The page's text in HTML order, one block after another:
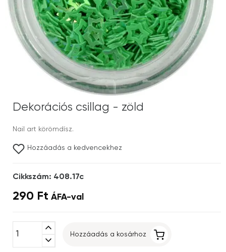
Dekorációs csillag - zöld
Nail art körömdísz.
Hozzáadás a kedvencekhez
Cikkszám: 408.17c
290 Ft ÁFA-val
expand_less
expand_more
Hozzáadás a kosárhoz